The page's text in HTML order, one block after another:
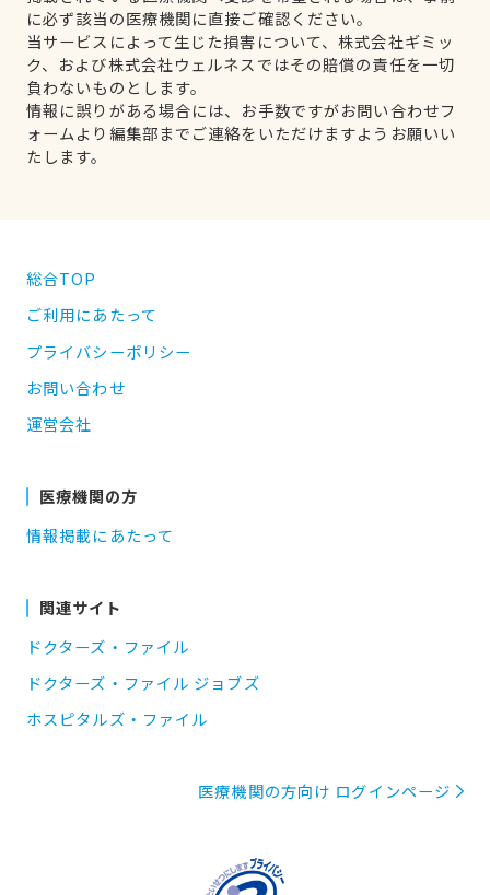
に必ず該当の医療機関に直接ご確認ください。
当サービスによって生じた損害について、株式会社ギミッ
ク、および株式会社ウェルネスではその賠償の責任を一切
負わないものとします。
情報に誤りがある場合には、お手数ですがお問い合わせフ
ォームより編集部までご連絡をいただけますようお願いい
たします。
総合TOP
ご利用にあたって
プライバシーポリシー
お問い合わせ
運営会社
医療機関の方
情報掲載にあたって
関連サイト
ドクターズ・ファイル
ドクターズ・ファイル ジョブズ
ホスピタルズ・ファイル
医療機関の方向け ログインページ